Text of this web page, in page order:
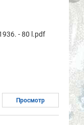
- 80 l.pdf
Просмотр